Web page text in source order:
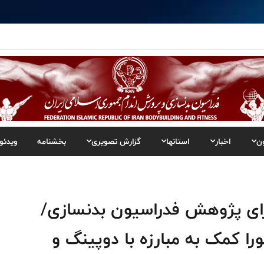
اخبار استانها گزارش تصویری بخشنامه ویدئو
پژوهش فدراسیون بدنسازی/
کمک به مبارزه با دوپینگ و